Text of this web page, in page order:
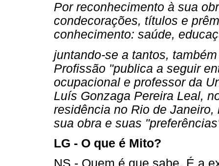
Por reconhecimento à sua
condecorações, títulos e
conhecimento: saúde,
juntando-se a tantos,
Profissão "publica a seguir
ocupacional e professor da
Luís Gonzaga Pereira Leal,
residência no Rio de
sua obra e suas
LG - O que é Mito?
NS - Quem é que sabe. É a